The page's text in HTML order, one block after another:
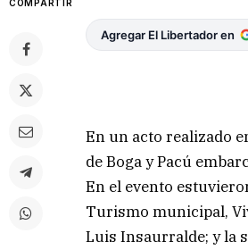
COMPARTIR
Agregar El Libertador en
En un acto realizado
de Boga y Pacú
En el evento
Turismo municipal,
Luis Insaurralde; y la